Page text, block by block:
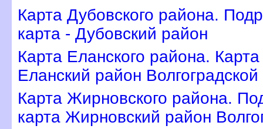
Карта Дубовского района.
карта - Дубовский район
Карта Еланского района.
Еланский район
Карта Жирновского района.
карта Жирновский район